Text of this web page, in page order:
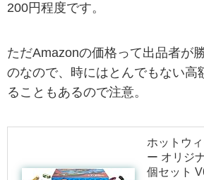
200円程度です。
ただAmazonの価格って出品者が
のなので、時にはとんでもない高
ることもあるので注意。
ホットウ
ー オリジ
個セット